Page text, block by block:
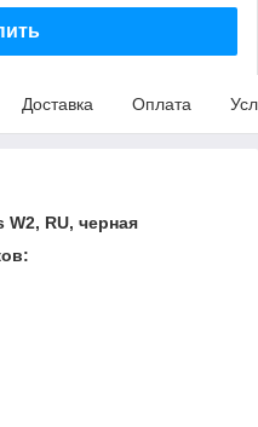
Доставка Оплата
W2, RU, черная